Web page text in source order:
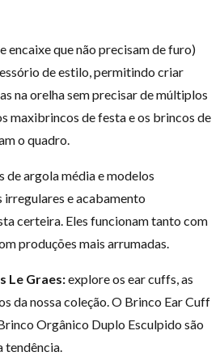
encaixe que não precisam de furo)
de estilo, permitindo criar
na orelha sem precisar de múltiplos
maxibrincos de festa e os brincos de
o quadro.
de argola média e modelos
e acabamento
certeira. Eles funcionam tanto com
produções mais arrumadas.
Le Graes:explore os ear cuffs, as
da nossa coleção. O Brinco Ear Cuff
Orgânico Duplo Esculpido são
tendência.